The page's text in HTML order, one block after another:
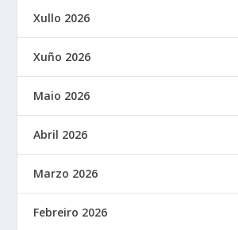
Xullo 2026
Xuño 2026
Maio 2026
Abril 2026
Marzo 2026
Febreiro 2026